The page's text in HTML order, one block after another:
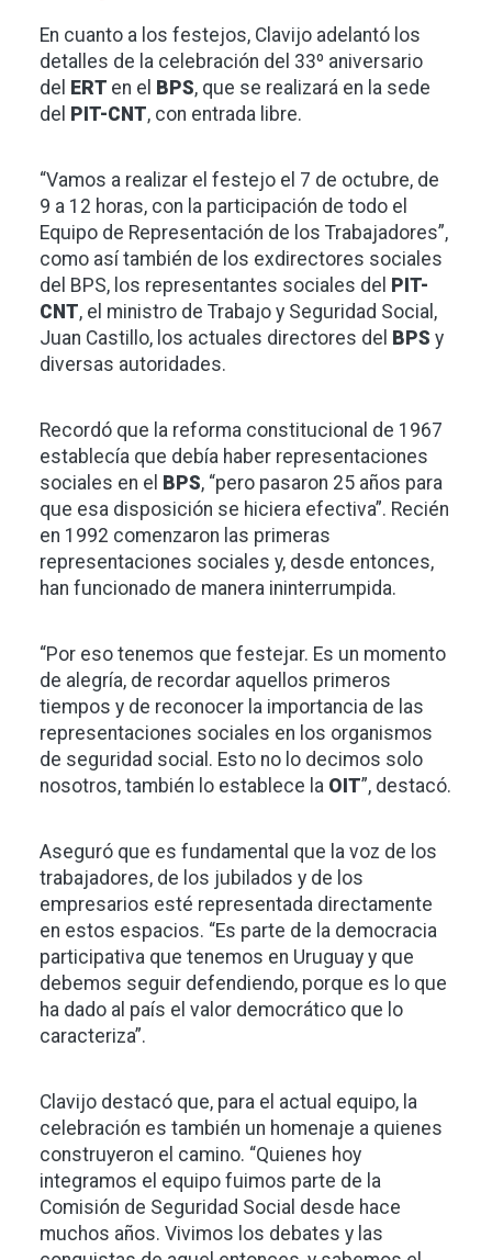
En cuanto a los festejos, Clavijo adelantó los
detalles de la celebración del 33º aniversario
del
ERT en el BPS, que se realizará en la sede
del
PIT-CNT, con entrada libre.
“Vamos a realizar el festejo el 7 de octubre, de
9 a 12 horas, con la participación de todo el
Equipo de Representación de los Trabajadores”,
como así también de los exdirectores sociales
del BPS, los representantes sociales del
PIT-
CNT, el ministro de Trabajo y Seguridad Social,
Juan Castillo, los actuales directores del
BPS y
diversas autoridades.
Recordó que la reforma constitucional de 1967
establecía que debía haber representaciones
sociales en el
BPS, “pero pasaron 25 años para
que esa disposición se hiciera efectiva”. Recién
en 1992 comenzaron las primeras
representaciones sociales y, desde entonces,
han funcionado de manera ininterrumpida.
“Por eso tenemos que festejar. Es un momento
de alegría, de recordar aquellos primeros
tiempos y de reconocer la importancia de las
representaciones sociales en los organismos
de seguridad social. Esto no lo decimos solo
nosotros, también lo establece la OIT”, destacó.
Aseguró que es fundamental que la voz de los
trabajadores, de los jubilados y de los
empresarios esté representada directamente
en estos espacios. “Es parte de la democracia
participativa que tenemos en Uruguay y que
debemos seguir defendiendo, porque es lo que
ha dado al país el valor democrático que lo
caracteriza”.
Clavijo destacó que, para el actual equipo, la
celebración es también un homenaje a quienes
construyeron el camino. “Quienes hoy
integramos el equipo fuimos parte de la
Comisión de Seguridad Social desde hace
muchos años. Vivimos los debates y las